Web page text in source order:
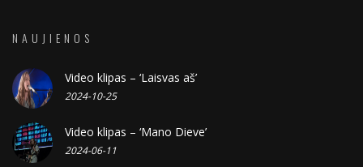
NAUJIENOS
Video klipas – ‘Laisvas aš’
2024-10-25
Video klipas – ‘Mano Dieve’
2024-06-11